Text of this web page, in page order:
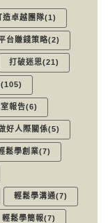
造卓越團隊(1)
台賺錢策略(2)
打破迷思(21)
報告(6)
好人際關係(5)
鬆學創業(7)
輕鬆學溝通(7)
輕鬆學簡報(7)